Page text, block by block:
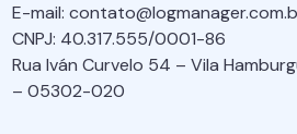
E-mail:
CNPJ: 40.317.555/0001-86
Rua Iván Curvelo 54 – Vila
– 05302-020